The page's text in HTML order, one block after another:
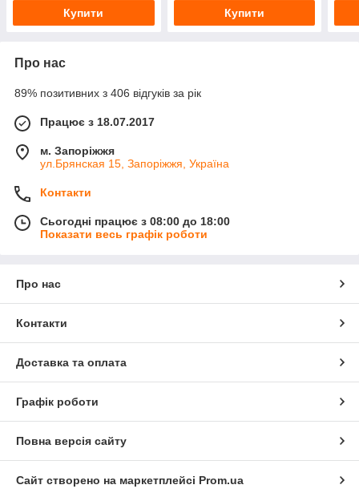
Купити Купити
Про нас
89% позитивних з 406 відгуків за рік
Працює з 18.07.2017
м. Запоріжжя
ул.Брянская 15, Запоріжжя, Україна
Контакти
Сьогодні працює з 08:00 до 18:00
Показати весь графік роботи
Про нас
Контакти
Доставка та оплата
Графік роботи
Повна версія сайту
Сайт створено на маркетплейсі Prom.ua